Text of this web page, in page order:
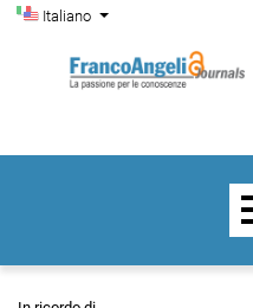
Salta al menu principale di
Salta al contenuto principale
Salta al piè di pagina del sito
Cambia la lingua. La lingua
Italiano
Menu di
Menu